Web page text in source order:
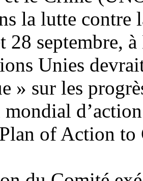
la lutte contre
28 septembre,
Unies
» sur les
mondial
of Action to